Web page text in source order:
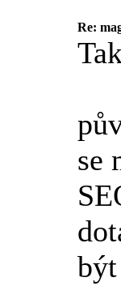
Re:
se